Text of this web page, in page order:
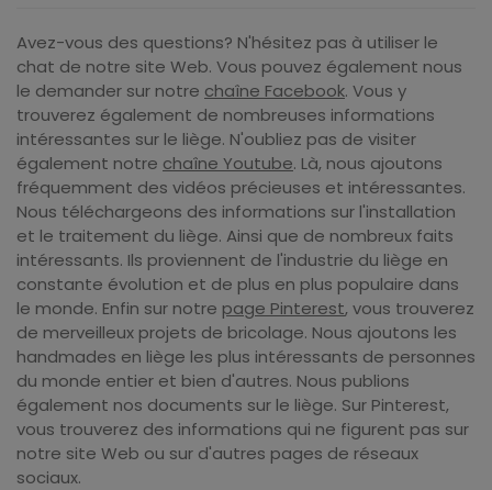
Avez-vous des questions? N'hésitez pas à utiliser le
chat de notre site Web. Vous pouvez également nous
le demander sur notre chaîne Facebook. Vous y
trouverez également de nombreuses informations
intéressantes sur le liège. N'oubliez pas de visiter
également notre chaîne Youtube. Là, nous ajoutons
fréquemment des vidéos précieuses et intéressantes.
Nous téléchargeons des informations sur l'installation
et le traitement du liège. Ainsi que de nombreux faits
intéressants. Ils proviennent de l'industrie du liège en
constante évolution et de plus en plus populaire dans
le monde. Enfin sur notre page Pinterest, vous trouverez
de merveilleux projets de bricolage. Nous ajoutons les
handmades en liège les plus intéressants de personnes
du monde entier et bien d'autres. Nous publions
également nos documents sur le liège. Sur Pinterest,
vous trouverez des informations qui ne figurent pas sur
notre site Web ou sur d'autres pages de réseaux
sociaux.